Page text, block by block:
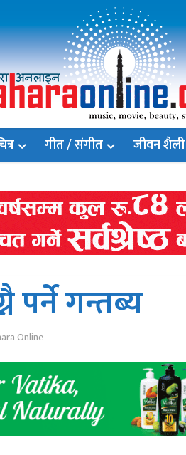
गीत / संगीत जीवन शैली
गन्तब्य
Online